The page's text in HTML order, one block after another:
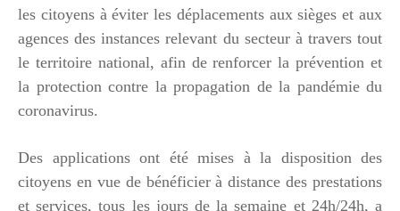
les citoyens à éviter les déplacements aux sièges et aux
agences des instances relevant du secteur à travers tout
le territoire national, afin de renforcer la prévention et
la protection contre la propagation de la pandémie du
coronavirus.
Des applications ont été mises à la disposition des
citoyens en vue de bénéficier à distance des prestations
et services, tous les jours de la semaine et 24h/24h, a